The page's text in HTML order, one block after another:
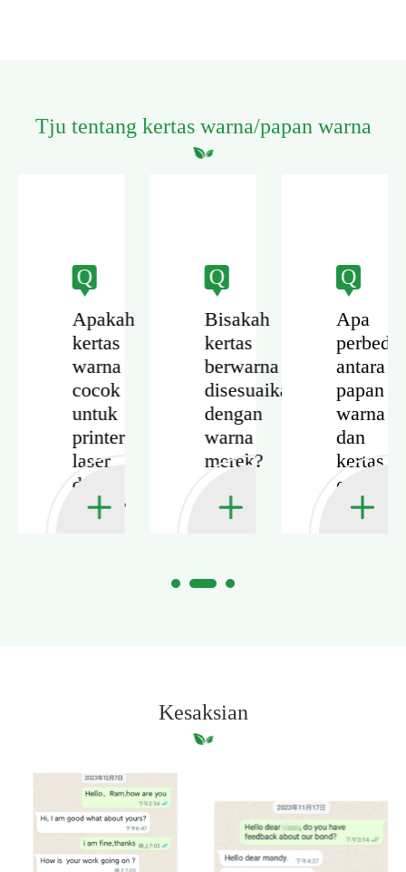
Tju tentang kertas warna/papan warna
Q
Apakah
kertas
warna
cocok
untuk
printer
laser
dan
inkjet?
Q
Bisakah
kertas
berwarna
disesuaikan
dengan
warna
merek?
Q
Apa
antara
papan
warna
dan
kertas
offset
Kesaksian